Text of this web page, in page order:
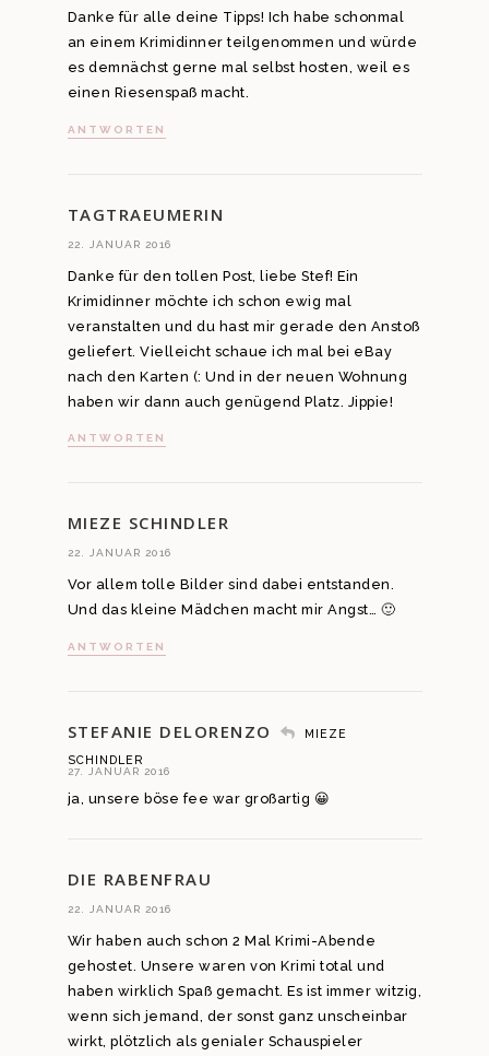
Danke für alle deine Tipps! Ich habe schonmal
an einem Krimidinner teilgenommen und würde
es demnächst gerne mal selbst hosten, weil es
einen Riesenspaß macht.
ANTWORTEN
TAGTRAEUMERIN
22. JANUAR 2016
Danke für den tollen Post, liebe Stef! Ein
Krimidinner möchte ich schon ewig mal
veranstalten und du hast mir gerade den Anstoß
geliefert. Vielleicht schaue ich mal bei eBay
nach den Karten (: Und in der neuen Wohnung
haben wir dann auch genügend Platz. Jippie!
ANTWORTEN
MIEZE SCHINDLER
22. JANUAR 2016
Vor allem tolle Bilder sind dabei entstanden.
Und das kleine Mädchen macht mir Angst… 🙂
ANTWORTEN
STEFANIE DELORENZO
MIEZE
SCHINDLER
27. JANUAR 2016
ja, unsere böse fee war großartig 😀
DIE RABENFRAU
22. JANUAR 2016
Wir haben auch schon 2 Mal Krimi-Abende
gehostet. Unsere waren von Krimi total und
haben wirklich Spaß gemacht. Es ist immer witzig,
wenn sich jemand, der sonst ganz unscheinbar
wirkt, plötzlich als genialer Schauspieler